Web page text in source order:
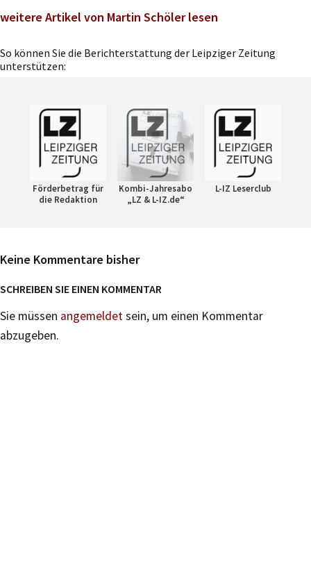
weitere Artikel von Martin Schöler lesen
So können Sie die Berichterstattung der Leipziger Zeitung
unterstützen:
Förderbetrag für
die Redaktion
Kombi-Jahresabo
„LZ & L-IZ.de“
L-IZ Leserclub
Keine Kommentare bisher
SCHREIBEN SIE EINEN KOMMENTAR
Sie müssen angemeldetsein, um einen Kommentar
abzugeben.